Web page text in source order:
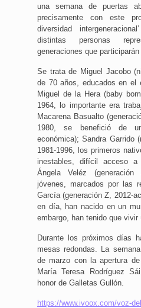
una semana de puertas
precisamente con este
diversidad
distintas personas
generaciones que
Se trata de Miguel Jacobo
de 70 años, educados en el
Miguel de la Hera (baby
1964, lo importante era
Macarena Basualto
1980, se benefició de
económica); Sandra Garrido
1981-1996, los primeros
inestables, difícil acceso
Ángela Veléz (generación
jóvenes, marcados por las
García (generación Z, 2012-
en día, han nacido en un
embargo, han tenido que vivir
Durante los próximos días
mesas redondas. La
de marzo con la apertura
María Teresa Rodríguez
honor de Galletas Gullón.
https://www.ivoox.com/voz-